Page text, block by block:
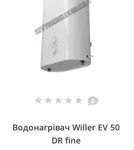
0
Водонагрівач Willer EV 50
DR fine